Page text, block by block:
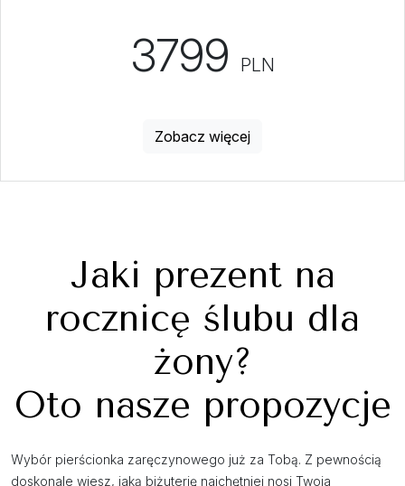
3799 PLN
Zobacz więcej
Jaki prezent na
rocznicę ślubu dla
żony?
Oto nasze propozycje
Wybór pierścionka zaręczynowego już za Tobą. Z pewnością
doskonale wiesz, jaką biżuterię najchętniej nosi Twoja